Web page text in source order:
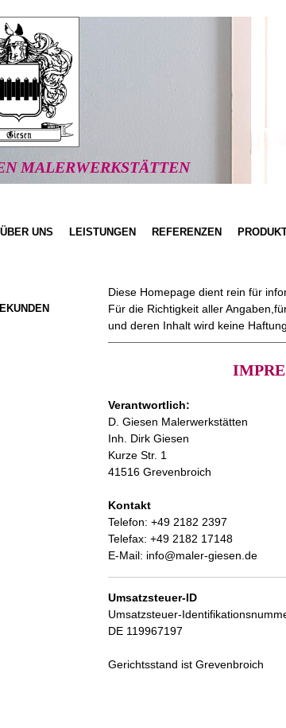
MALERWERKSTÄTTEN
ÜBER UNS LEISTUNGEN REFERENZEN
Diese Homepage dient rein für
Für die Richtigkeit aller
und deren Inhalt wird keine
Verantwortlich:
D. Giesen Malerwerkstätten
Inh. Dirk Giesen
Kurze Str. 1
41516 Grevenbroich
Kontakt
Telefon: +49 2182 2397
Telefax: +49 2182 17148
E-Mail: info@maler-giesen.de
Umsatzsteuer-ID
Umsatzsteuer-
DE 119967197
Gerichtsstand ist Grevenbroich